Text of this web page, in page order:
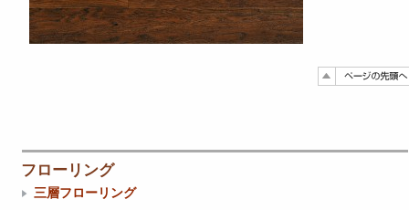
フローリング
三層フローリング